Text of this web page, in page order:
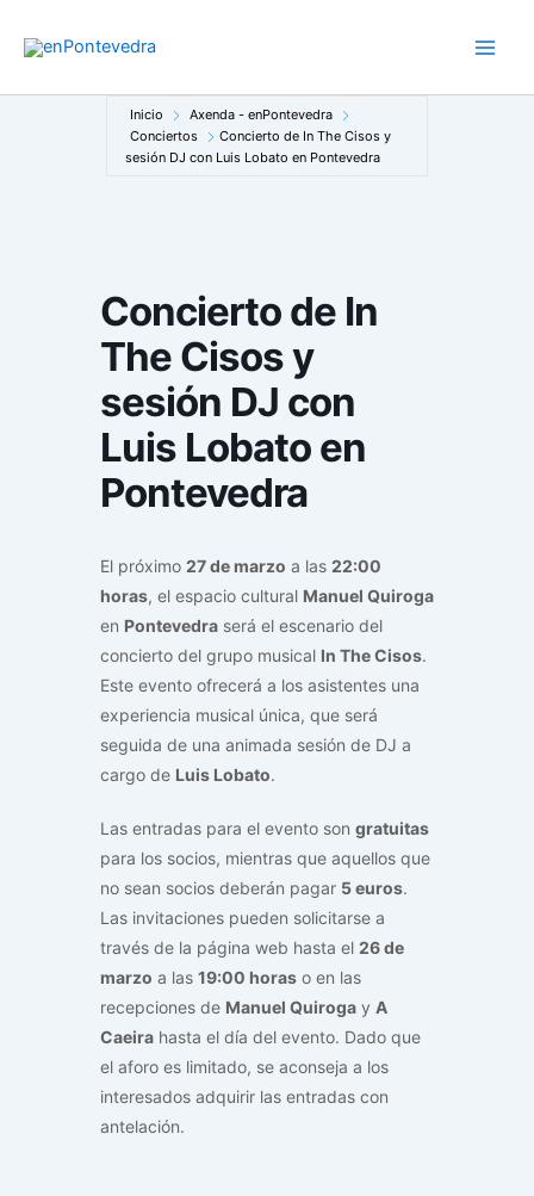
Inicio
Axenda - enPontevedra
Conciertos
Concierto de In The Cisos y
sesión DJ con Luis Lobato en Pontevedra
Concierto de In
The Cisos y
sesión DJ con
Luis Lobato en
Pontevedra
El próximo 27 de marzo a las 22:00
horas, el espacio cultural Manuel Quiroga
en Pontevedra será el escenario del
concierto del grupo musical In The Cisos.
Este evento ofrecerá a los asistentes una
experiencia musical única, que será
seguida de una animada sesión de DJ a
cargo de Luis Lobato.
Las entradas para el evento son gratuitas
para los socios, mientras que aquellos que
no sean socios deberán pagar 5 euros.
Las invitaciones pueden solicitarse a
través de la página web hasta el 26 de
marzo a las 19:00 horas o en las
recepciones de Manuel Quiroga y A
Caeira hasta el día del evento. Dado que
el aforo es limitado, se aconseja a los
interesados adquirir las entradas con
antelación.